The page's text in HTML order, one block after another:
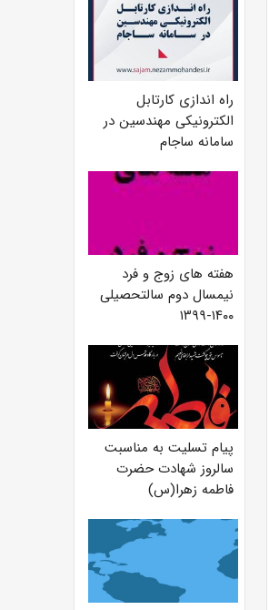
راه اندازی کارتابل
الکترونیکی مهندسین در
سامانه ساجام
هفته های زوج و فرد
نیمسال دوم سالتحصیلی
۱۴۰۰-۱۳۹۹
پیام تسلیت به مناسبت
سالروز شهادت حضرت
فاطمه زهرا(س)